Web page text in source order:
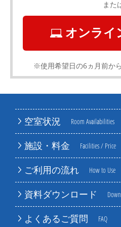
空室状況 Room Availabilities
施設・料金 Facilities / Price
ご利用の流れ How to Use
資料ダウンロード
よくあるご質問 FAQ
また
オンライ
※使用希望日の6ヵ月前か